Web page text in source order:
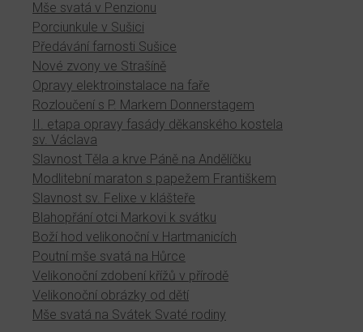
Mše svatá v Penzionu
Porciunkule v Sušici
Předávání farnosti Sušice
Nové zvony ve Strašíně
Opravy elektroinstalace na faře
Rozloučení s P. Markem Donnerstagem
II. etapa opravy fasády děkanského kostela
sv. Václava
Slavnost Těla a krve Páně na Andělíčku
Modlitební maraton s papežem Františkem
Slavnost sv. Felixe v klášteře
Blahopřání otci Markovi k svátku
Boží hod velikonoční v Hartmanicích
Poutní mše svatá na Hůrce
Velikonoční zdobení křížů v přírodě
Velikonoční obrázky od dětí
Mše svatá na Svátek Svaté rodiny